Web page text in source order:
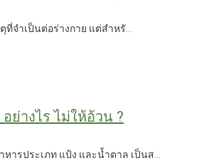
จำเป็นต่อร่างกาย แต่สำหรั...
ย่างไร ไม่ให้อ้วน ?
หารประเภท แป้ง และน้ำตาล เป็นส...